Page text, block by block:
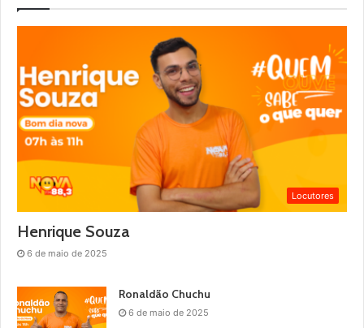
Locutores
Henrique Souza
6 de maio de 2025
Ronaldão Chuchu
6 de maio de 2025